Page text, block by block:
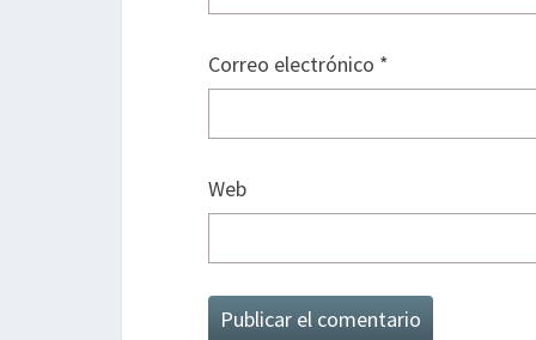
Correo electrónico *
Web